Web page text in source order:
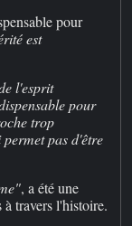
pour
est
l'esprit
pour
trop
pas d'être
, a été une
à travers l'histoire.